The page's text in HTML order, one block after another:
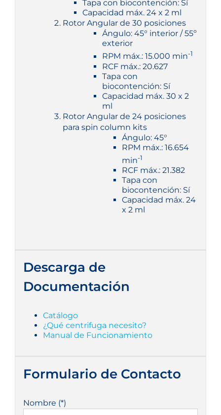
Tapa con biocontención: Sí
Capacidad máx. 24 x 2 ml
Rotor Angular de 30 posiciones
Ángulo: 45° interior / 55º
exterior
RPM máx.: 15.000 min-1
RCF máx.: 20.627
Tapa con
biocontención: Sí
Capacidad máx. 30 x 2
ml
Rotor Angular de 24 posiciones
para spin column kits
Ángulo: 45°
RPM máx.: 16.654
min-1
RCF máx.: 21.382
Tapa con
biocontención: Sí
Capacidad máx. 24
x 2 ml
Descarga de
Documentación
Catálogo
¿Qué centrifuga necesito?
Manual de Funcionamiento
Formulario de Contacto
Nombre (*)